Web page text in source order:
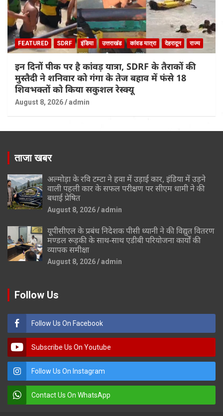
FEATURED SDRF इंडिया उत्तराखंड कांवड यात्रा देहरादून राज्य
इन दिनों पीक पर है कांवड़ यात्रा, SDRF के तैराकों की
मुस्तैदी ने शनिवार को गंगा के तेज बहाव में फंसे 18
शिवभक्तों को किया सकुशल रेस्क्यू
August 8, 2026 admin
ताजा खबर
अल्मोड़ा के रवि टम्टा ने हवा में उड़ाई कार, इंडिया में उड़ने
वाली पहली कार के सफल परीक्षण पर सीएम धामी ने की
बधाई प्रेषित
August 8, 2026 admin
यूपीसीएल के प्रबंध निदेशक पीसी ध्यानी ने की विद्युत वितरण
मण्डल रूड़की के साथ-साथ एडीबी परियोजना कार्यों की
व्यापक समीक्षा
August 8, 2026 admin
Follow Us
Follow Us On Facebook
Subscribe Us On Youtube
Follow Us On Instagram
Contact Us On WhatsApp